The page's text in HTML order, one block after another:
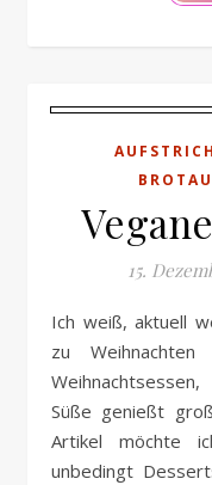
15.
Ich weiß, aktuell werden wir alle mit Impressionen
zu Weihnachten
Süße genießt
Artikel möchte
unbedingt